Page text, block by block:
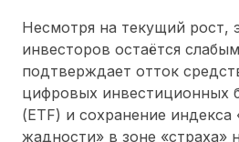
Несмотря на текущий рост,
инвесторов остаётся
подтверждает отток
цифровых инвестиционных
(ETF) и сохранение индекса
жадности» в зоне «страха»